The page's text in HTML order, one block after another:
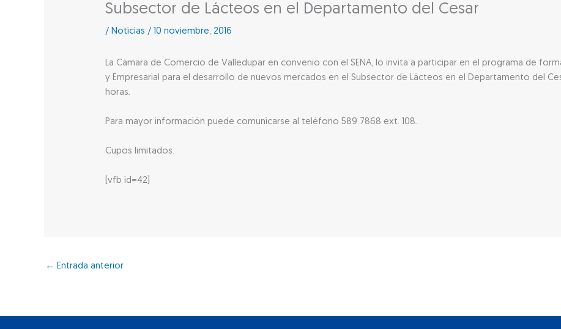
Subsector de Lácteos en el Departamento del Cesar
/ Noticias /10 noviembre, 2016
La Cámara de Comercio de Valledupar en convenio con el SENA, lo invita a participar en el programa de
y Empresarial para el desarrollo de nuevos mercados en el Subsector de Lácteos en el Departamento del
horas.
Para mayor información puede comunicarse al teléfono 589 7868 ext. 108.
Cupos limitados.
[vfb id=42]
← Entrada anterior